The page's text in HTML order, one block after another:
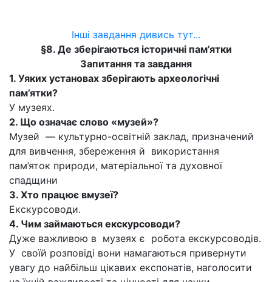
Інші завдання дивись тут...
§8. Де зберігаються історичні пам’ятки
Запитання та завдання
1. Уяких установах зберігають археологічні
пам’ятки?
У музеях.
2. Що означає слово «музей»?
Музей — культурно-освітній заклад, призначений
для вивчення, збереження й використання
пам’яток природи, матеріальної та духовної
спадщини
3. Хто працює вмузеї?
Екскурсоводи.
4. Чим займаються екскурсоводи?
Дуже важливою в музеях є робота екскурсоводів.
У своїй розповіді вони намагаються привернути
увагу до найбільш цікавих експонатів, наголосити